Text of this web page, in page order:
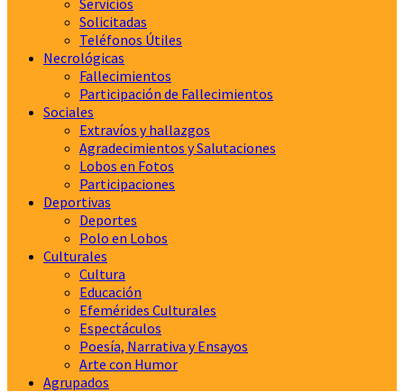
Servicios
Solicitadas
Teléfonos Útiles
Necrológicas
Fallecimientos
Participación de Fallecimientos
Sociales
Extravíos y hallazgos
Agradecimientos y Salutaciones
Lobos en Fotos
Participaciones
Deportivas
Deportes
Polo en Lobos
Culturales
Cultura
Educación
Efemérides Culturales
Espectáculos
Poesía, Narrativa y Ensayos
Arte con Humor
Agrupados